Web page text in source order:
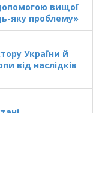
вищої
яку проблему»
України й
від наслідків